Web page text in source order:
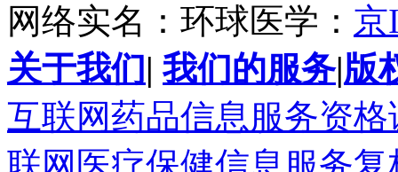
网络实名：环球医学： 京
关于我们 | 我们的服务|版
互联网药品信息服务资